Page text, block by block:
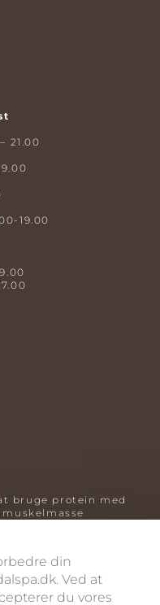
21.00
19.00
bruge protein med
kan være noget
og power – før
din
Ved at
du vores